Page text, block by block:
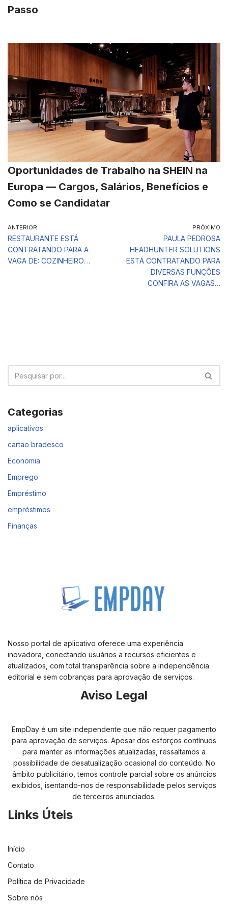
Passo
Oportunidades de Trabalho na SHEIN na
Europa — Cargos, Salários, Benefícios e
Como se Candidatar
ANTERIOR
RESTAURANTE ESTÁ
CONTRATANDO PARA A
VAGA DE: COZINHEIRO. ..
PRÓXIMO
PAULA PEDROSA
HEADHUNTER SOLUTIONS
ESTÁ CONTRATANDO PARA
DIVERSAS FUNÇÕES
CONFIRA AS VAGAS…
Categorias
aplicativos
cartao bradesco
Economia
Emprego
Empréstimo
empréstimos
Finanças
Nosso portal de aplicativo oferece uma experiência
inovadora, conectando usuários a recursos eficientes e
atualizados, com total transparência sobre a independência
editorial e sem cobranças para aprovação de serviços.
Aviso Legal
EmpDay é um site independente que não requer pagamento
para aprovação de serviços. Apesar dos esforços contínuos
para manter as informações atualizadas, ressaltamos a
possibilidade de desatualização ocasional do conteúdo. No
âmbito publicitário, temos controle parcial sobre os anúncios
exibidos, isentando-nos de responsabilidade pelos serviços
de terceiros anunciados.
Links Úteis
Início
Contato
Política de Privacidade
Sobre nós